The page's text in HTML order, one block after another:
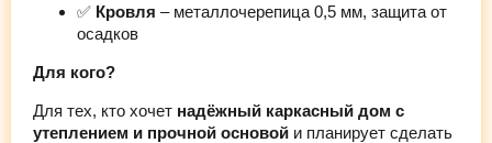
✅ Кровля – металлочерепица 0,5 мм, защита от
осадков
Для кого?
Для тех, кто хочет надёжный каркасный дом с
утеплением и прочной основой и планирует сделать